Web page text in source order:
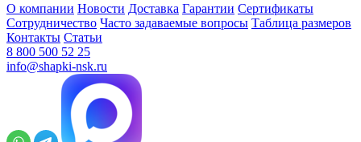
О компании Новости Доставка Гарантии Сертификаты
Сотрудничество Часто задаваемые вопросы Таблица размеров
Контакты Статьи
8 800 500 52 25
info@shapki-nsk.ru